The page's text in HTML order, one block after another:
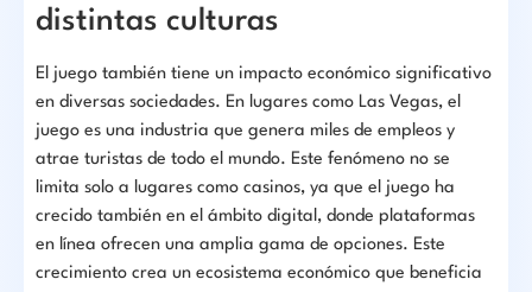
distintas culturas
El juego también tiene un impacto económico significativo
en diversas sociedades. En lugares como Las Vegas, el
juego es una industria que genera miles de empleos y
atrae turistas de todo el mundo. Este fenómeno no se
limita solo a lugares como casinos, ya que el juego ha
crecido también en el ámbito digital, donde plataformas
en línea ofrecen una amplia gama de opciones. Este
crecimiento crea un ecosistema económico que beneficia